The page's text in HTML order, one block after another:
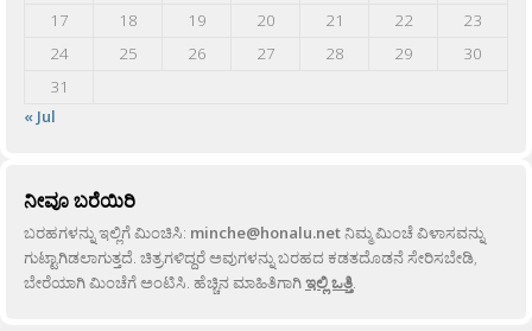
17
18 19 20 21 22
23
24
25 26 27 28 29
30
31
« Jul
ನೀವೂ ಬರೆಯಿರಿ
ಬರಹಗಳನ್ನು ಇಲ್ಲಿಗೆ ಮಿಂಚಿಸಿ: minche@honalu.netನಿಮ್ಮ ಮಿಂಚೆ ವಿಳಾಸವನ್ನು
ಗುಟ್ಟಾಗಿಡಲಾಗುತ್ತದೆ. ಚಿತ್ರಗಳಿದ್ದರೆ ಅವುಗಳನ್ನು ಬರಹದ ಕಡತದೊಡನೆ ಸೇರಿಸಬೇಡಿ,
ಬೇರೆಯಾಗಿ ಮಿಂಚೆಗೆ ಅಂಟಿಸಿ. ಹೆಚ್ಚಿನ ಮಾಹಿತಿಗಾಗಿಇಲ್ಲಿ ಒತ್ತಿ.